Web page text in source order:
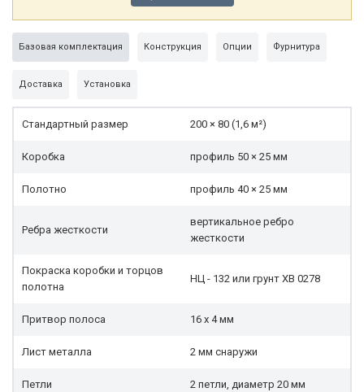
Базовая комплектация Конструкция Опции Фурнитура
Доставка Установка
Стандартный размер 200 × 80 (1,6 м²)
Коробка профиль 50 × 25 мм
Полотно профиль 40 × 25 мм
Ребра жесткости
вертикальное ребро
жесткости
Покраска коробки и торцов
полотна
НЦ - 132 или грунт ХВ 0278
Притвор полоса 16 х 4 мм
Лист металла 2 мм снаружи
Петли 2 петли, диаметр 20 мм